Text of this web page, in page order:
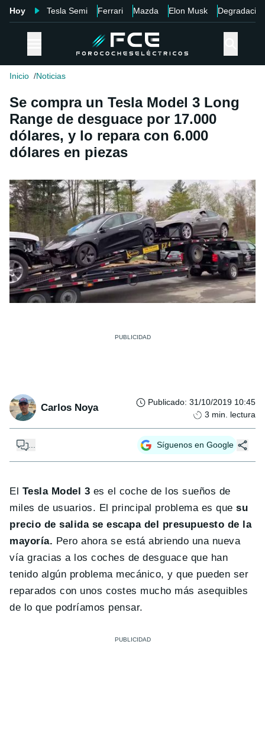
Hoy Tesla Semi Ferrari Mazda Elon Musk Degradación
Inicio Noticias
Se compra un Tesla Model 3 Long
Range de desguace por 17.000
dólares, y lo repara con 6.000
dólares en piezas
Carlos Noya Publicado: 31/10/2019 10:45
3 min. lectura
... Síguenos en Google
El Tesla Model 3 es el coche de los sueños de
miles de usuarios. El principal problema es quesu
precio de salida se escapa del presupuesto de la
mayoría. Pero ahora se está abriendo una nueva
vía gracias a los coches de desguace que han
tenido algún problema mecánico, y que pueden ser
reparados con unos costes mucho más asequibles
de lo que podríamos pensar.